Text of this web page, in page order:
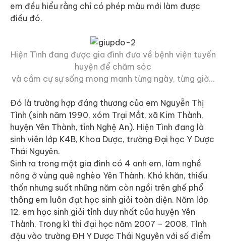
em đều hiểu rằng chỉ có phép màu mới làm được
điều đó.
Hiện Tình đang được gia đình đưa về bệnh viện tuyến
huyện để chăm sóc
và cầm cự sự sống mong manh từng ngày, từng giờ…
Đó là trường hợp đáng thương của em Nguyễn Thị
Tình (sinh năm 1990, xóm Trại Mắt, xã Kim Thành,
huyện Yên Thành, tỉnh Nghệ An). Hiện Tình đang là
sinh viên lớp K4B, Khoa Dược, trường Đại học Y Dược
Thái Nguyên.
Sinh ra trong một gia đình có 4 anh em, làm nghề
nông ở vùng quê nghèo Yên Thành. Khó khăn, thiếu
thốn nhưng suốt những năm còn ngồi trên ghế phổ
thông em luôn đạt học sinh giỏi toàn diện. Năm lớp
12, em học sinh giỏi tỉnh duy nhất của huyện Yên
Thành. Trong kì thi đại học năm 2007 – 2008, Tình
đậu vào trường ĐH Y Dược Thái Nguyên với số điểm